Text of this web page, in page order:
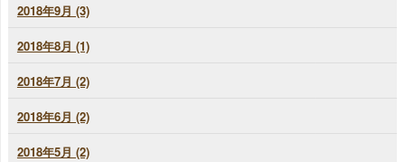
2018年9月 (3)
2018年8月 (1)
2018年7月 (2)
2018年6月 (2)
2018年5月 (2)